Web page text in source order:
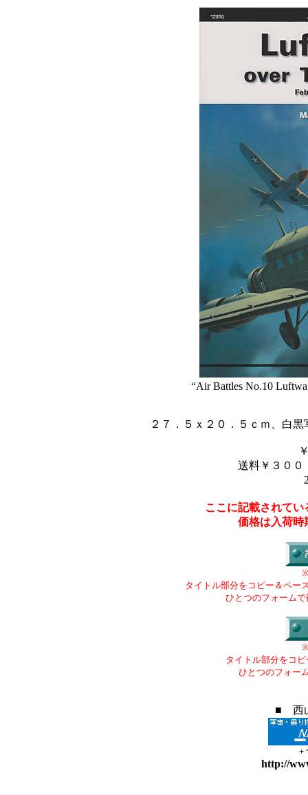
“Air Battles No.10
２７．５ｘ２０．５ｃｍ、白
送料￥３００
ここに記載されて
価格は入荷時
タイトル部分をコピー＆ペー
ひとつのフォーム
タイトル部分をコ
ひとつのフォー
■ 西
+
http://